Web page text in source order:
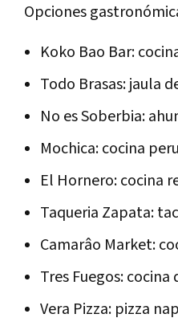
Opciones
Koko Bao Bar:
Todo Brasas: jaula
No es Soberbia:
Mochica: cocina
El Hornero: cocina
Taqueria Zapata:
Camarâo Market:
Tres Fuegos: cocina
Vera Pizza: pizza